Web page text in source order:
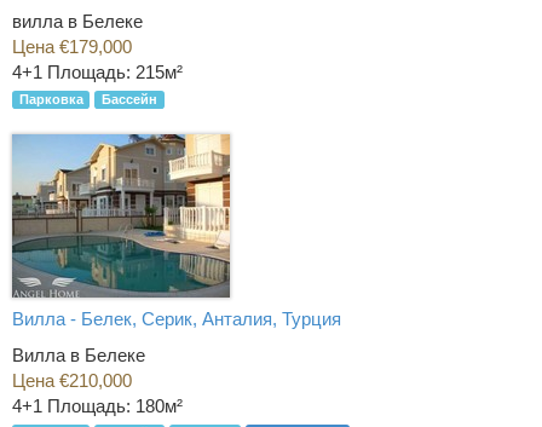
вилла в Белеке
Цена €179,000
4+1 Площадь: 215м²
Парковка Бассейн
Вилла - Белек, Серик, Анталия, Турция
Вилла в Белеке
Цена €210,000
4+1 Площадь: 180м²